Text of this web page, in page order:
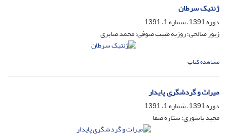
ژنتیک سرطان
دوره 1391، شماره 1، 1391
زیور‌ صالحی؛ روزبه طبیب صوفی؛ محمد صابری
مشاهده کتاب
میراث و گردشگری پایدار
دوره 1391، شماره 1، 1391
مجید یاسوری؛ ستاره صفا